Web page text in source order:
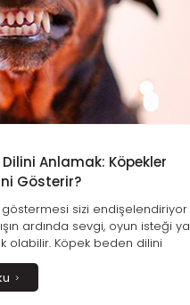
Dilini Anlamak: Köpekler
Gösterir?
sizi endişelendiriyor
ardında sevgi, oyun isteği ya
olabilir. Köpek beden dilini
bir bağ kurmanın
anlamda anlaşmak için